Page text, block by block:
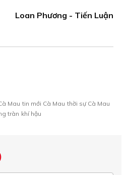
Loan Phương - Tiến Luận
Mau tin mới Cà Mau thời sự Cà Mau
tràn khí hậu